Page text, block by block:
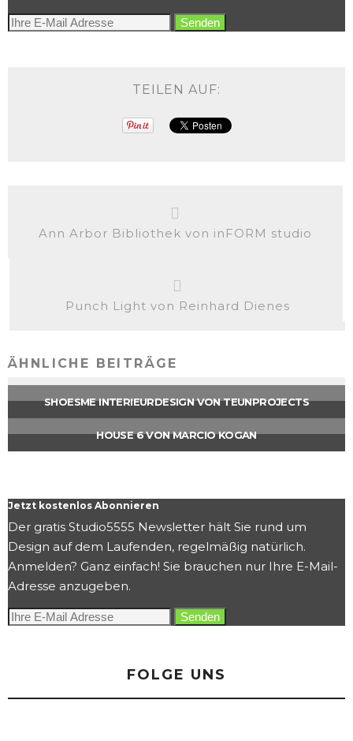
TEILEN AUF:
Ann Arbor Bibliothek von inFORM studio
Punch Light von Reinhard Dienes
ÄHNLICHE BEITRÄGE
SHOESME INTERIEURDESIGN VON TEUNPROJECTS
HOUSE 6 VON MARCIO KOGAN
Jetzt kostenlos Abonnieren
Der gratis Studio5555 Newsletter hält Sie rund um
Design auf dem Laufenden, regelmäßig natürlich.
Anmelden? Ganz einfach! Sie brauchen nur Ihre E-Mail-
Adresse anzugeben.
FOLGE UNS